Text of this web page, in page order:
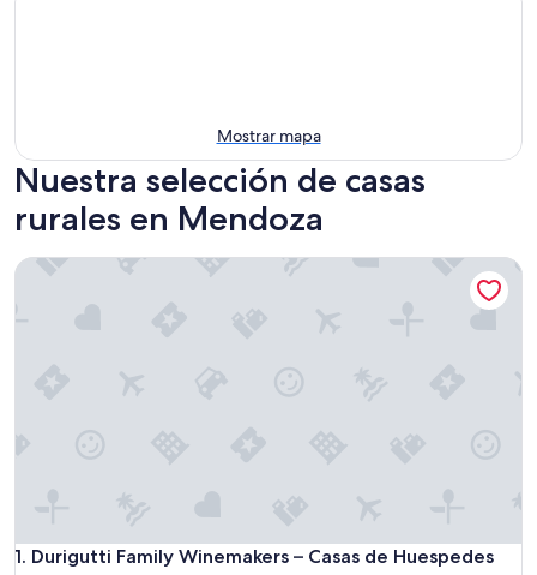
Mostrar mapa
Nuestra selección de casas
rurales en Mendoza
1. Durigutti Family Winemakers – Casas de Huespedes
Durigutti Family Winemakers – Casas de Huespedes
Durigutti Family Winemakers – Casas de Huespedes